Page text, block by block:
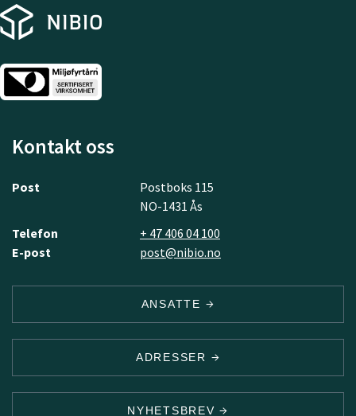
Kontakt oss
Post
Postboks 115
NO-1431 Ås
Telefon
+ 47 406 04 100
E-post
post@nibio.no
ANSATTE
ADRESSER
NYHETSBREV